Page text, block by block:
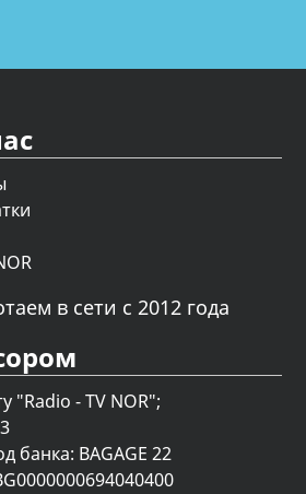
в сети с 2012 года
"Radio - TV NOR";
банка: BAGAGE 22